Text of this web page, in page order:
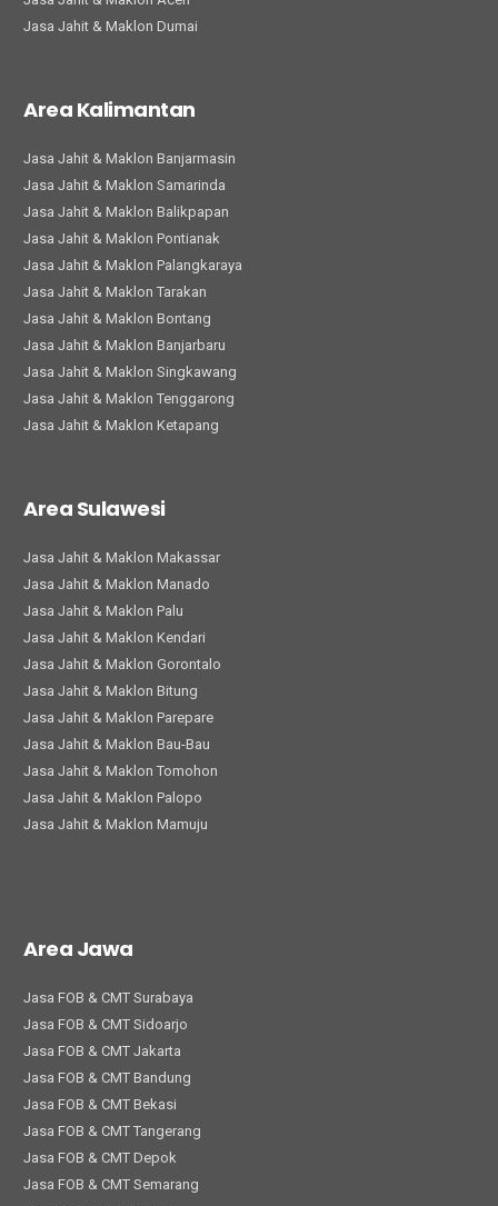
Jasa Jahit & Maklon Dumai
Area Kalimantan
Jasa Jahit & Maklon Banjarmasin
Jasa Jahit & Maklon Samarinda
Jasa Jahit & Maklon Balikpapan
Jasa Jahit & Maklon Pontianak
Jasa Jahit & Maklon Palangkaraya
Jasa Jahit & Maklon Tarakan
Jasa Jahit & Maklon Bontang
Jasa Jahit & Maklon Banjarbaru
Jasa Jahit & Maklon Singkawang
Jasa Jahit & Maklon Tenggarong
Jasa Jahit & Maklon Ketapang
Area Sulawesi
Jasa Jahit & Maklon Makassar
Jasa Jahit & Maklon Manado
Jasa Jahit & Maklon Palu
Jasa Jahit & Maklon Kendari
Jasa Jahit & Maklon Gorontalo
Jasa Jahit & Maklon Bitung
Jasa Jahit & Maklon Parepare
Jasa Jahit & Maklon Bau-Bau
Jasa Jahit & Maklon Tomohon
Jasa Jahit & Maklon Palopo
Jasa Jahit & Maklon Mamuju
Area Jawa
Jasa FOB & CMT Surabaya
Jasa FOB & CMT Sidoarjo
Jasa FOB & CMT Jakarta
Jasa FOB & CMT Bandung
Jasa FOB & CMT Bekasi
Jasa FOB & CMT Tangerang
Jasa FOB & CMT Depok
Jasa FOB & CMT Semarang